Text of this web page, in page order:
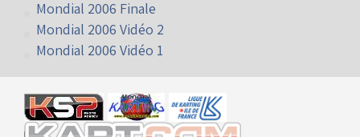
Coupe de France KZ2 2015 - Emilien GROSSO
MONDIAL 2006 Finale (fin)
Mondial 2006 Finale
Mondial 2006 Vidéo 1